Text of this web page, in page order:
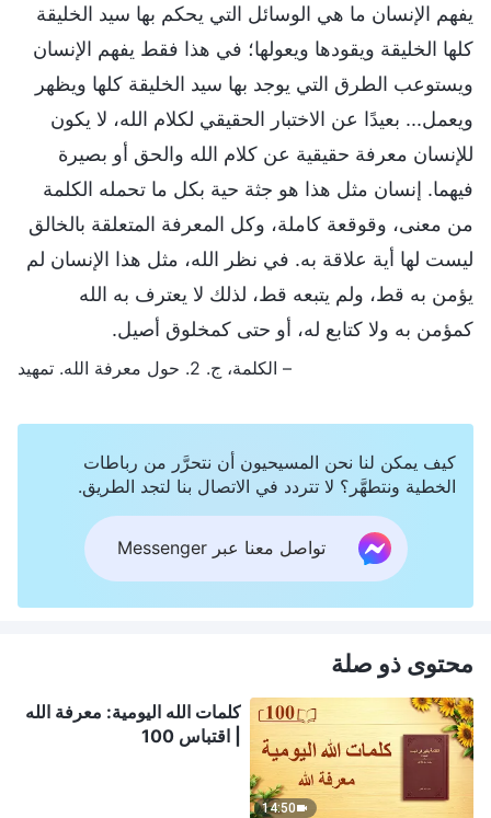
يفهم الإنسان ما هي الوسائل التي يحكم بها سيد الخليقة
كلها الخليقة ويقودها ويعولها؛ في هذا فقط يفهم الإنسان
ويستوعب الطرق التي يوجد بها سيد الخليقة كلها ويظهر
ويعمل... بعيدًا عن الاختبار الحقيقي لكلام الله، لا يكون
للإنسان معرفة حقيقية عن كلام الله والحق أو بصيرة
فيهما. إنسان مثل هذا هو جثة حية بكل ما تحمله الكلمة
من معنى، وقوقعة كاملة، وكل المعرفة المتعلقة بالخالق
ليست لها أية علاقة به. في نظر الله، مثل هذا الإنسان لم
يؤمن به قط، ولم يتبعه قط، لذلك لا يعترف به الله
كمؤمن به ولا كتابع له، أو حتى كمخلوق أصيل.
– الكلمة، ج. 2. حول معرفة الله. تمهيد
كيف يمكن لنا نحن المسيحيون أن نتحرَّر من رباطات
الخطية ونتطهَّر؟ لا تتردد في الاتصال بنا لتجد الطريق.
تواصل معنا عبر Messenger
محتوى ذو صلة
14:50
كلمات الله اليومية: معرفة الله
| اقتباس 100